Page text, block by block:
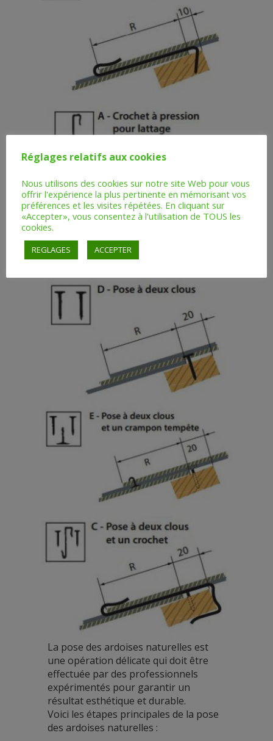
La pose des ardoises naturelles est
une opération délicate qui doit être
effectuée par des professionnels
expérimentés pour garantir un
résultat esthétique et durable.
Voici les étapes principales de la pose
des ardoises naturelles :
Réglages relatifs aux cookies
Nous utilisons des cookies sur notre site Web pour vous
offrir l'expérience la plus pertinente en mémorisant vos
préférences et les visites répétées. En cliquant sur
«Accepter», vous consentez à l'utilisation de TOUS les
cookies.
REGLAGES ACCEPTER